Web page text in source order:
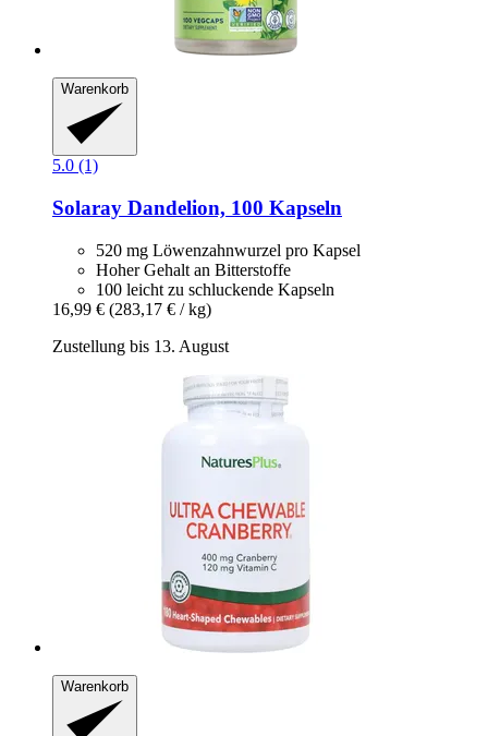
Warenkorb
5.0 (1)
Solaray Dandelion, 100 Kapseln
520 mg Löwenzahnwurzel pro Kapsel
Hoher Gehalt an Bitterstoffe
100 leicht zu schluckende Kapseln
16,99 € (283,17 € / kg)
Zustellung bis 13. August
Warenkorb